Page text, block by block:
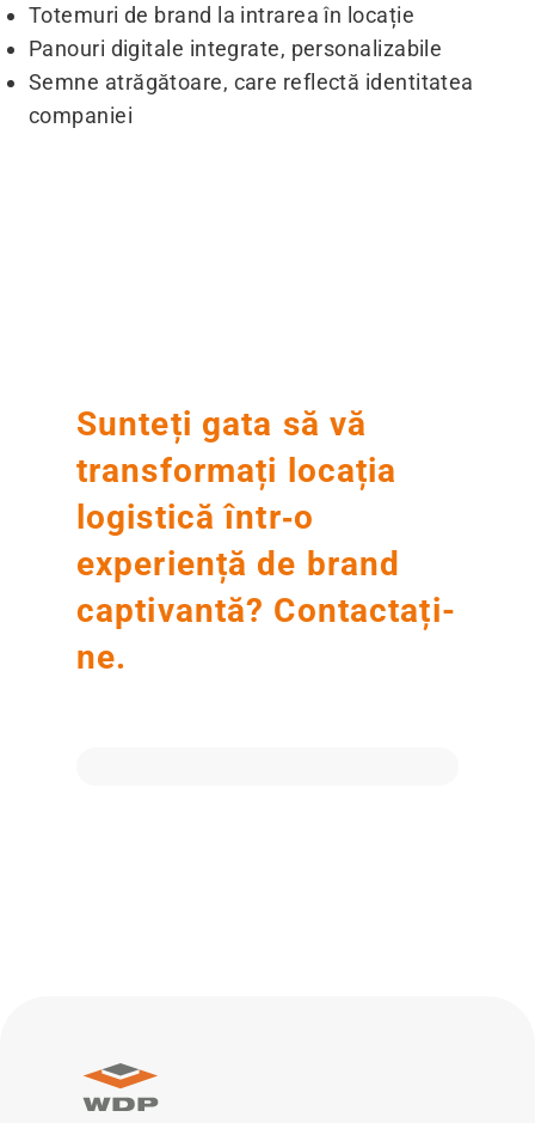
Totemuri de brand la intrarea în locație
Panouri digitale integrate, personalizabile
Semne atrăgătoare, care reflectă identitatea
companiei
Sunteți gata să vă
transformați locația
logistică într‑o
experiență de brand
captivantă? Contactați-
ne.